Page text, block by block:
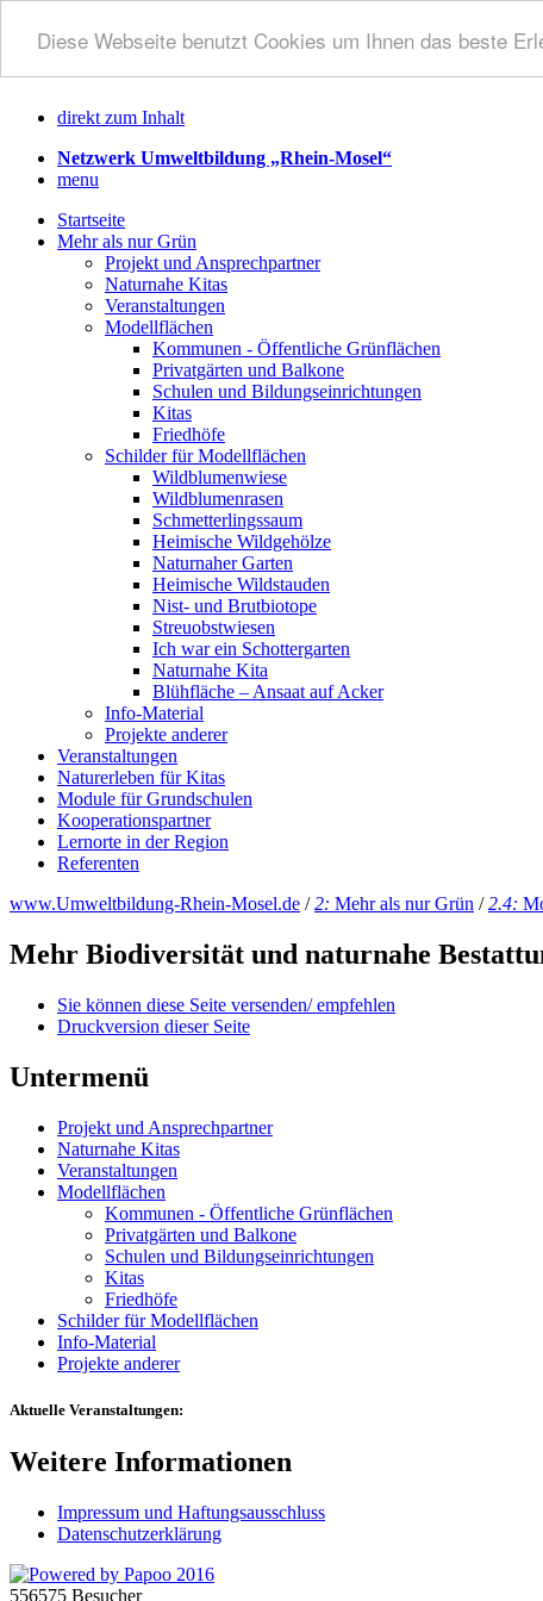
Diese Webseite benutzt Cookies um Ihnen das beste
direkt zum Inhalt
Netzwerk Umweltbildung „Rhein-Mosel“
menu
Startseite
Mehr als nur Grün
Projekt und Ansprechpartner
Naturnahe Kitas
Veranstaltungen
Modellflächen
Kommunen - Öffentliche Grünflächen
Privatgärten und Balkone
Schulen und Bildungseinrichtungen
Kitas
Friedhöfe
Schilder für Modellflächen
Wildblumenwiese
Wildblumenrasen
Schmetterlingssaum
Heimische Wildgehölze
Naturnaher Garten
Heimische Wildstauden
Nist- und Brutbiotope
Streuobstwiesen
Ich war ein Schottergarten
Naturnahe Kita
Blühfläche – Ansaat auf Acker
Info-Material
Projekte anderer
Veranstaltungen
Naturerleben für Kitas
Module für Grundschulen
Kooperationspartner
Lernorte in der Region
Referenten
www.Umweltbildung-Rhein-Mosel.de /2: Mehr als nur Grün /2.4:
Mehr Biodiversität und naturnahe
Sie können diese Seite versenden/ empfehlen
Druckversion dieser Seite
Untermenü
Projekt und Ansprechpartner
Naturnahe Kitas
Veranstaltungen
Modellflächen
Kommunen - Öffentliche Grünflächen
Privatgärten und Balkone
Schulen und Bildungseinrichtungen
Kitas
Friedhöfe
Schilder für Modellflächen
Info-Material
Projekte anderer
Aktuelle Veranstaltungen:
Weitere Informationen
Impressum und Haftungsausschluss
Datenschutzerklärung
556575 Besucher